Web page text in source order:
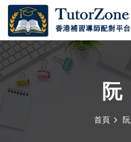
阮
首頁 阮
登錄